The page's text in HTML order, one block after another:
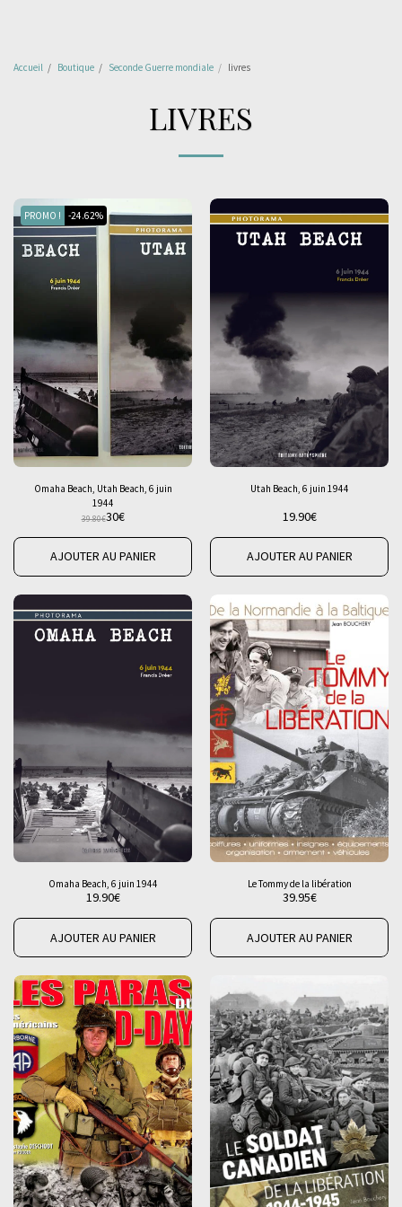
Accueil Boutique Seconde Guerre mondiale livres
LIVRES
PROMO ! -24.62%
Omaha Beach, Utah Beach, 6 juin
1944
39.80€30€
AJOUTER AU PANIER
Utah Beach, 6 juin 1944
19.90€
AJOUTER AU PANIER
Omaha Beach, 6 juin 1944
19.90€
AJOUTER AU PANIER
Le Tommy de la libération
39.95€
AJOUTER AU PANIER